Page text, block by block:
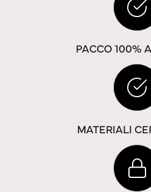
PACCO 100%
MATERIALI